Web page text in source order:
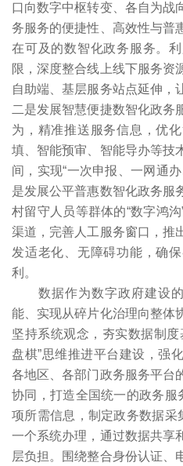
口向数字中枢转变、各自为战
务服务的便捷性、高效性与普
在可及的数智化政务服务。
限，深度整合线上线下服务资
自助端、基层服务站点延伸，
二是发展智慧便捷数智化政务
为，精准推送服务信息，优
填、智能预审、智能导办等技
间，实现“一次申报、一网通
是发展公平普惠数智化政务服
村留守人员等群体的“数字鸿
渠道，完善人工服务窗口，推
发适老化、无障碍功能，确
利。
数据作为数字政府建设的
能、实现从碎片化治理向整体
坚持系统观念，夯实数据制
盘棋”思维推进平台建设，强
各地区、各部门政务服务平台
协同，打造全国统一的政务服
项所需信息，制定政务数据采
一个系统办理，通过数据共享
层负担。围绕整合身份认证、